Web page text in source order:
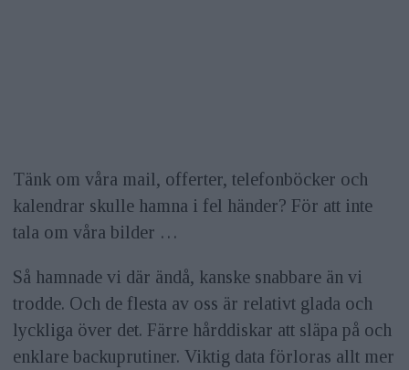
Tänk om våra mail, offerter, telefonböcker och
kalendrar skulle hamna i fel händer? För att inte
tala om våra bilder …
Så hamnade vi där ändå, kanske snabbare än vi
trodde. Och de flesta av oss är relativt glada och
lyckliga över det. Färre hårddiskar att släpa på och
enklare backuprutiner. Viktig data förloras allt mer